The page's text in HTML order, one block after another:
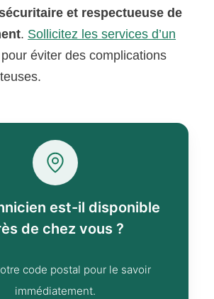
et respectueuse de
. Sollicitez les services d’un
pour éviter des complications
est-il disponible
de chez vous ?
code postal pour le savoir
immédiatement.